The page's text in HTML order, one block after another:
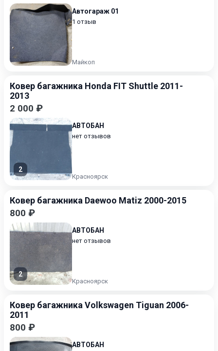
Автогараж 01
1 отзыв
Майкоп
Ковер багажника Honda FIT Shuttle 2011-
2013
2 000 ₽
2
АВТОБАН
нет отзывов
Красноярск
Ковер багажника Daewoo Matiz 2000-2015
800 ₽
2
АВТОБАН
нет отзывов
Красноярск
Ковер багажника Volkswagen Tiguan 2006-
2011
800 ₽
АВТОБАН